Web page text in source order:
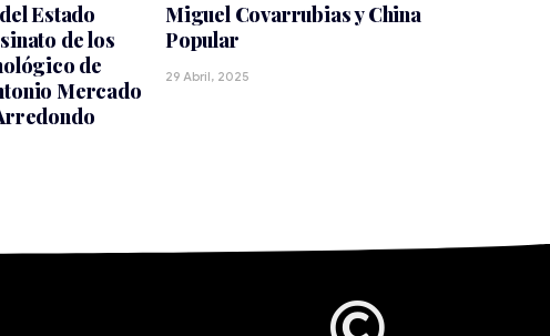
Estado
de los
de
Mercado
Miguel Covarrubias y China
Popular
29 Abril, 2025